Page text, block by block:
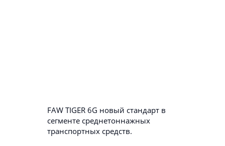
FAW TIGER 6G новый стандарт в
сегменте среднетоннажных
транспортных средств.